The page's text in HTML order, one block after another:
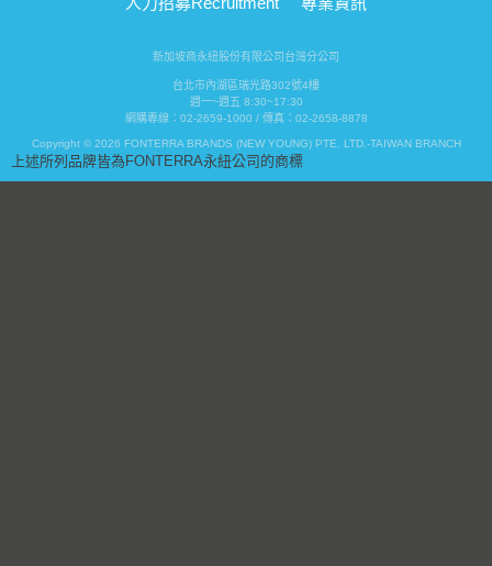
新加坡商永紐股份有限公司台灣分公司
台北市內湖區瑞光路302號4樓
週一~週五 8:30~17:30
網購專線：02-2659-1000 / 傳真：02-2658-8878
Copyright © 2026 FONTERRA BRANDS (NEW YOUNG) PTE. LTD.-TAIWAN BRANCH
上述所列品牌皆為FONTERRA永紐公司的商標